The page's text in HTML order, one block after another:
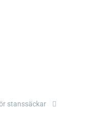
stanssäckar